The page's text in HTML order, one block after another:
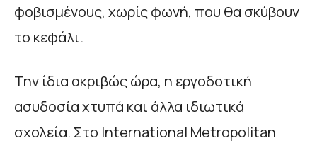
φοβισμένους, χωρίς φωνή, που θα σκύβουν
το κεφάλι.
Την ίδια ακριβώς ώρα, η εργοδοτική
ασυδοσία χτυπά και άλλα ιδιωτικά
σχολεία. Στο International Metropolitan